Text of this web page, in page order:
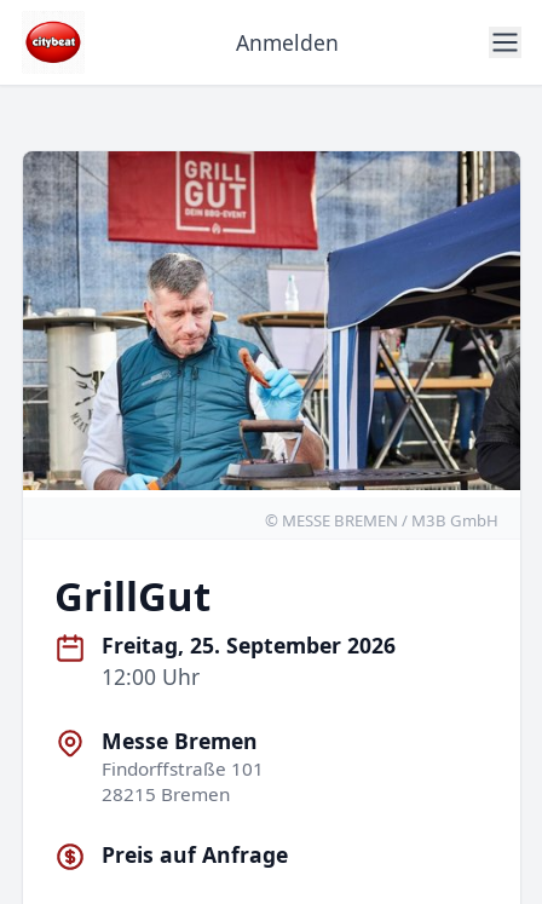
Anmelden
© MESSE BREMEN / M3B GmbH
GrillGut
Freitag, 25. September 2026
12:00 Uhr
Messe Bremen
Findorffstraße 101
28215 Bremen
Preis auf Anfrage